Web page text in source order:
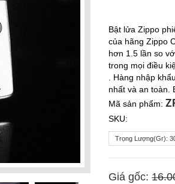
Bật lửa Zippo
của hãng Zippo
hơn 1.5 lần so
trong mọi điều
. Hàng nhập
nhất và an toàn.
Mã sản phẩm:
SKU:
Trọng Lượng(gr):
Giá gốc: